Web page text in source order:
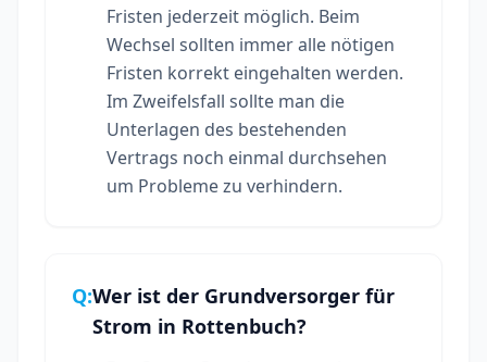
Fristen jederzeit möglich. Beim
Wechsel sollten immer alle nötigen
Fristen korrekt eingehalten werden.
Im Zweifelsfall sollte man die
Unterlagen des bestehenden
Vertrags noch einmal durchsehen
um Probleme zu verhindern.
Q:Wer ist der Grundversorger für
Strom in Rottenbuch?